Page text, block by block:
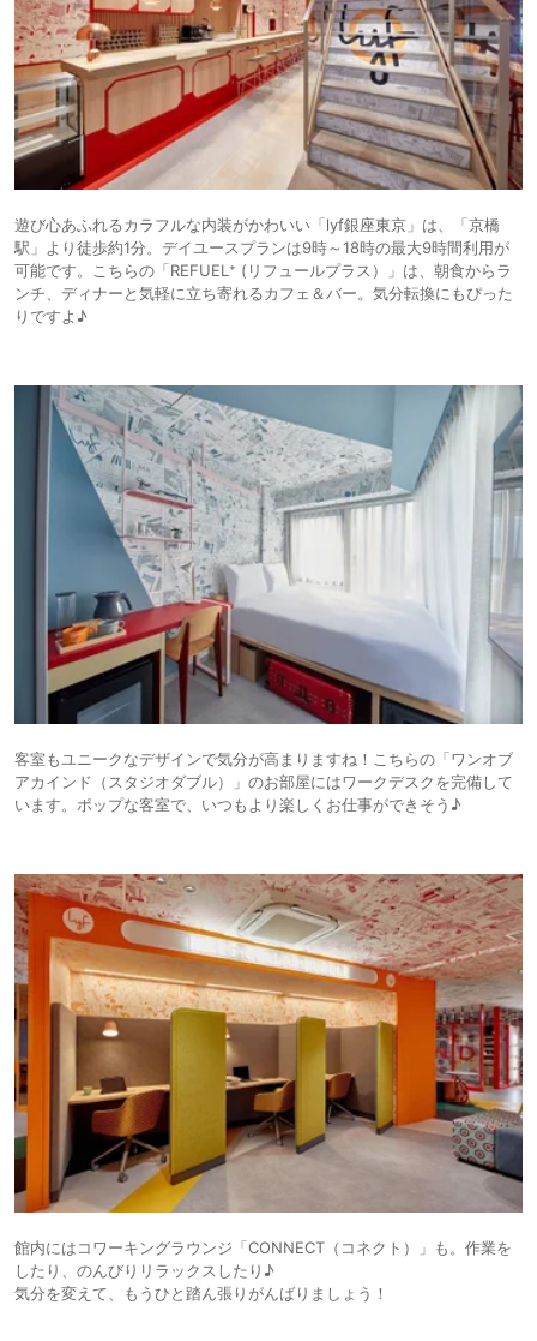
遊び心あふれるカラフルな内装がかわいい「lyf銀座東京」は、「京橋
駅」より徒歩約1分。デイユースプランは9時～18時の最大9時間利用が
可能です。こちらの「REFUEL⁺ (リフュールプラス）」は、朝食からラ
ンチ、ディナーと気軽に立ち寄れるカフェ＆バー。気分転換にもぴった
りですよ♪
客室もユニークなデザインで気分が高まりますね！こちらの「ワンオブ
アカインド（スタジオダブル）」のお部屋にはワークデスクを完備して
います。ポップな客室で、いつもより楽しくお仕事ができそう♪
館内にはコワーキングラウンジ「CONNECT（コネクト）」も。作業を
したり、のんびりリラックスしたり♪
気分を変えて、もうひと踏ん張りがんばりましょう！